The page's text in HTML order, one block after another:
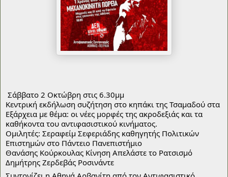
Σάββατο 2 Οκτώβρη στις 6.30μμ
Κεντρική εκδήλωση συζήτηση στο κηπάκι της Τσαμαδού στα
Εξάρχεια με θέμα: οι νέες μορφές της ακροδεξιάς και τα
καθήκοντα του αντιφασιστικού κινήματος.
Ομιλητές: Σεραφείμ Σεφεριάδης καθηγητής Πολιτικών
Επιστημών στο Πάντειο Πανεπιστήμιο
Θανάσης Κούρκουλας Κίνηση Απελάστε το Ρατσισμό
Δημήτρης Ζερδεβάς Ροσινάντε